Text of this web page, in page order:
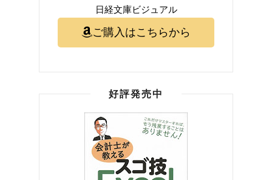
日経文庫ビジュアル
ご購入はこちらから
好評発売中